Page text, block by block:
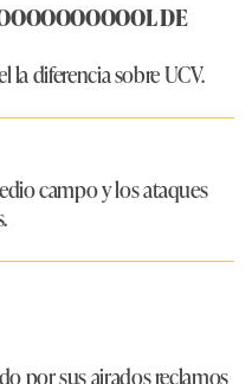
DE
diferencia sobre UCV.
campo y los ataques
por sus airados reclamos